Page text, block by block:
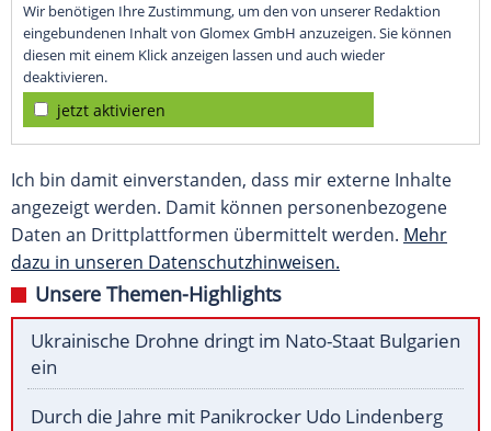
Wir benötigen Ihre Zustimmung, um den von unserer Redaktion
eingebundenen Inhalt von Glomex GmbH anzuzeigen. Sie können
diesen mit einem Klick anzeigen lassen und auch wieder
deaktivieren.
jetzt aktivieren
Ich bin damit einverstanden, dass mir externe Inhalte
angezeigt werden. Damit können personenbezogene
Daten an Drittplattformen übermittelt werden. Mehr
dazu in unseren Datenschutzhinweisen.
Unsere Themen-Highlights
Ukrainische Drohne dringt im Nato-Staat Bulgarien
ein
Durch die Jahre mit Panikrocker Udo Lindenberg